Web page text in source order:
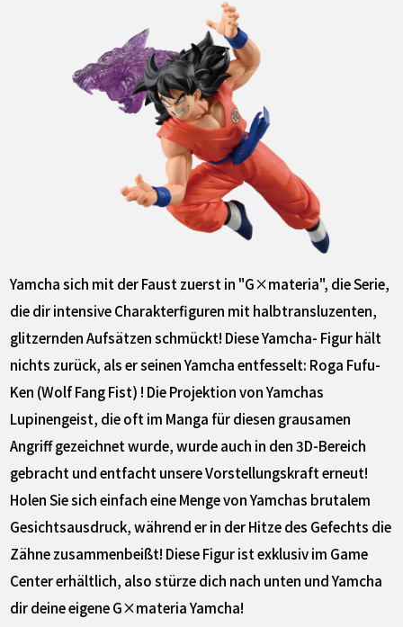
Yamcha sich mit der Faust zuerst in "G×materia", die Serie,
die dir intensive Charakterfiguren mit halbtransluzenten,
glitzernden Aufsätzen schmückt! Diese Yamcha- Figur hält
nichts zurück, als er seinen Yamcha entfesselt: Roga Fufu-
Ken (Wolf Fang Fist) ! Die Projektion von Yamchas
Lupinengeist, die oft im Manga für diesen grausamen
Angriff gezeichnet wurde, wurde auch in den 3D-Bereich
gebracht und entfacht unsere Vorstellungskraft erneut!
Holen Sie sich einfach eine Menge von Yamchas brutalem
Gesichtsausdruck, während er in der Hitze des Gefechts die
Zähne zusammenbeißt! Diese Figur ist exklusiv im Game
Center erhältlich, also stürze dich nach unten und Yamcha
dir deine eigene G×materia Yamcha!